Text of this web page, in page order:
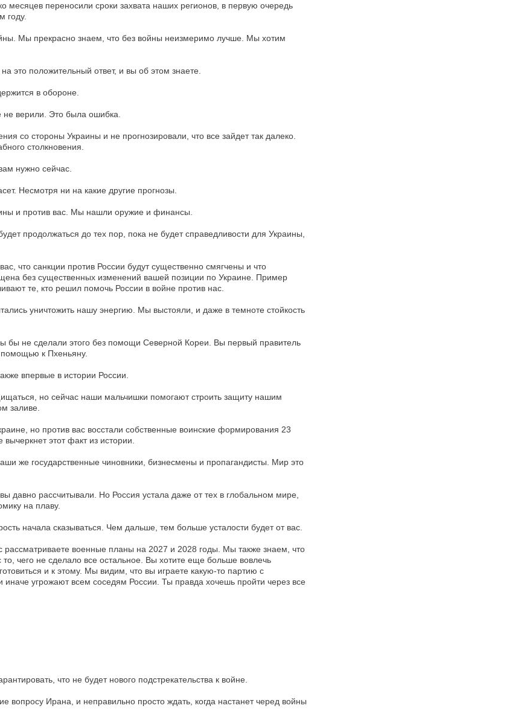
месяцев переносили сроки захвата наших регионов, в первую очередь
году.
Мы прекрасно знаем, что без войны неизмеримо лучше. Мы хотим
это положительный ответ, и вы об этом знаете.
в обороне.
не верили. Это была ошибка.
со стороны Украины и не прогнозировали, что все зайдет так далеко.
столкновения.
нужно сейчас.
Несмотря ни на какие другие прогнозы.
и против вас. Мы нашли оружие и финансы.
продолжаться до тех пор, пока не будет справедливости для Украины,
что санкции против России будут существенно смягчены и что
без существенных изменений вашей позиции по Украине. Пример
те, кто решил помочь России в войне против нас.
уничтожить нашу энергию. Мы выстояли, и даже в темноте стойкость
бы не сделали этого без помощи Северной Кореи. Вы первый правитель
помощью к Пхеньяну.
впервые в истории России.
но сейчас наши мальчишки помогают строить защиту нашим
заливе.
но против вас восстали собственные воинские формирования 23
этот факт из истории.
же государственные чиновники, бизнесмены и пропагандисты. Мир это
давно рассчитывали. Но Россия устала даже от тех в глобальном мире,
на плаву.
начала сказываться. Чем дальше, тем больше усталости будет от вас.
рассматриваете военные планы на 2027 и 2028 годы. Мы также знаем, что
то, чего не сделало все остальное. Вы хотите еще больше вовлечь
и к этому. Мы видим, что вы играете какую-то партию с
угрожают всем соседям России. Ты правда хочешь пройти через все
что не будет нового подстрекательства к войне.
Ирана, и неправильно просто ждать, когда настанет черед войны